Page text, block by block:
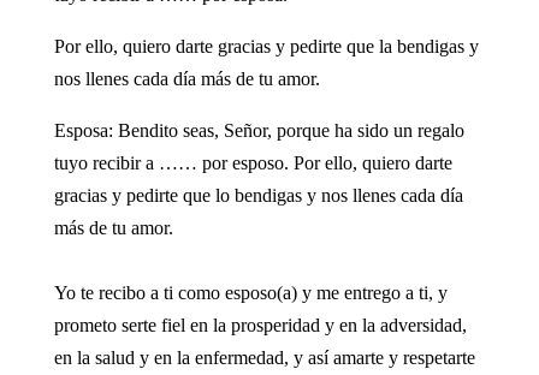
Por ello, quiero darte gracias y pedirte que la bendigas y
nos llenes cada día más de tu amor.
Esposa: Bendito seas, Señor, porque ha sido un regalo
tuyo recibir a …… por esposo. Por ello, quiero darte
gracias y pedirte que lo bendigas y nos llenes cada día
más de tu amor.
Yo te recibo a ti como esposo(a) y me entrego a ti, y
prometo serte fiel en la prosperidad y en la adversidad,
en la salud y en la enfermedad, y así amarte y respetarte